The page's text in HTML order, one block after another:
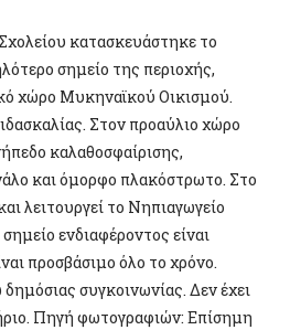
κατασκευάστηκε το
σημείο της περιοχής,
χώρο Μυκηναϊκού Οικισμού.
Στον προαύλιο χώρο
καλαθοσφαίρισης,
και όμορφο πλακόστρωτο. Στο
λειτουργεί το Νηπιαγωγείο
ενδιαφέροντος είναι
προσβάσιμο όλο το χρόνο.
συγκοινωνίας. Δεν έχει
Πηγή φωτογραφιών: Επίσημη